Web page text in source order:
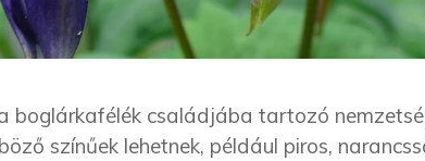
boglárkafélék családjába tartozó
színűek lehetnek, például piros,